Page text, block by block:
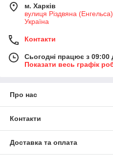
м. Харків
вулиця Різдвяна
Україна
Контакти
Сьогодні працює з 09:00
Показати весь графік
Про нас
Контакти
Доставка та оплата